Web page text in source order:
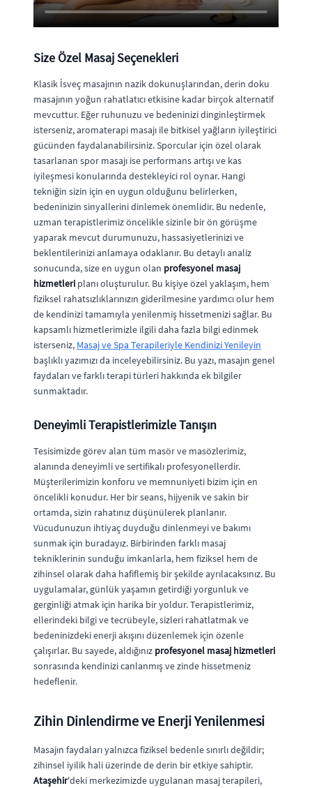
Size Özel Masaj Seçenekleri
Klasik İsveç masajının nazik dokunuşlarından, derin doku
masajının yoğun rahatlatıcı etkisine kadar birçok alternatif
mevcuttur. Eğer ruhunuzu ve bedeninizi dinginleştirmek
isterseniz, aromaterapi masajı ile bitkisel yağların iyileştirici
gücünden faydalanabilirsiniz. Sporcular için özel olarak
tasarlanan spor masajı ise performans artışı ve kas
iyileşmesi konularında destekleyici rol oynar. Hangi
tekniğin sizin için en uygun olduğunu belirlerken,
bedeninizin sinyallerini dinlemek önemlidir. Bu nedenle,
uzman terapistlerimiz öncelikle sizinle bir ön görüşme
yaparak mevcut durumunuzu, hassasiyetlerinizi ve
beklentilerinizi anlamaya odaklanır. Bu detaylı analiz
sonucunda, size en uygun olan profesyonel masaj
hizmetleri planı oluşturulur. Bu kişiye özel yaklaşım, hem
fiziksel rahatsızlıklarınızın giderilmesine yardımcı olur hem
de kendinizi tamamıyla yenilenmiş hissetmenizi sağlar. Bu
kapsamlı hizmetlerimizle ilgili daha fazla bilgi edinmek
isterseniz, Masaj ve Spa Terapileriyle Kendinizi Yenileyin
başlıklı yazımızı da inceleyebilirsiniz. Bu yazı, masajın genel
faydaları ve farklı terapi türleri hakkında ek bilgiler
sunmaktadır.
Deneyimli Terapistlerimizle Tanışın
Tesisimizde görev alan tüm masör ve masözlerimiz,
alanında deneyimli ve sertifikalı profesyonellerdir.
Müşterilerimizin konforu ve memnuniyeti bizim için en
öncelikli konudur. Her bir seans, hijyenik ve sakin bir
ortamda, sizin rahatınız düşünülerek planlanır.
Vücudunuzun ihtiyaç duyduğu dinlenmeyi ve bakımı
sunmak için buradayız. Birbirinden farklı masaj
tekniklerinin sunduğu imkanlarla, hem fiziksel hem de
zihinsel olarak daha hafiflemiş bir şekilde ayrılacaksınız. Bu
uygulamalar, günlük yaşamın getirdiği yorgunluk ve
gerginliği atmak için harika bir yoldur. Terapistlerimiz,
ellerindeki bilgi ve tecrübeyle, sizleri rahatlatmak ve
bedeninizdeki enerji akışını düzenlemek için özenle
çalışırlar. Bu sayede, aldığınız profesyonel masaj hizmetleri
sonrasında kendinizi canlanmış ve zinde hissetmeniz
hedeflenir.
Zihin Dinlendirme ve Enerji Yenilenmesi
Masajın faydaları yalnızca fiziksel bedenle sınırlı değildir;
zihinsel iyilik hali üzerinde de derin bir etkiye sahiptir.
Ataşehir'deki merkezimizde uygulanan masaj terapileri,